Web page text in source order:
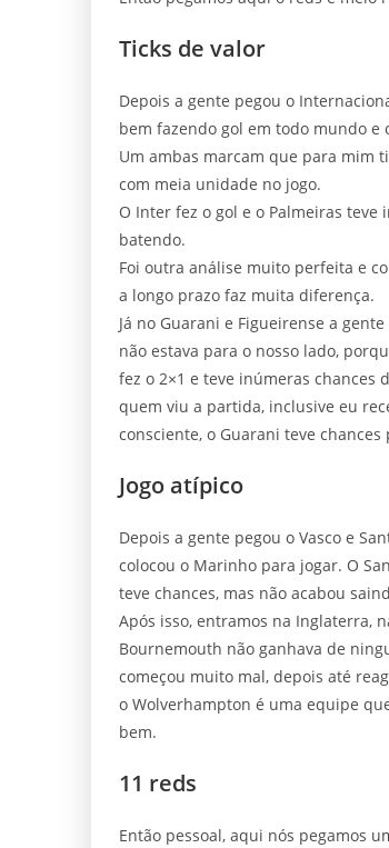
Ticks de valor
Depois a gente pegou o
bem fazendo gol em todo mundo e
Um ambas marcam que para mim
com meia unidade no jogo.
O Inter fez o gol e o Palmeiras
batendo.
Foi outra análise muito perfeita e
a longo prazo faz muita diferença.
Já no Guarani e Figueirense a
não estava para o nosso lado,
fez o 2×1 e teve inúmeras chances
quem viu a partida, inclusive eu
consciente, o Guarani teve
Jogo atípico
Depois a gente pegou o Vasco e
colocou o Marinho para jogar. O
teve chances, mas não acabou
Após isso, entramos na Inglaterra,
Bournemouth não ganhava de
começou muito mal, depois até
o Wolverhampton é uma equipe
bem.
11 reds
Então pessoal, aqui nós pegamos